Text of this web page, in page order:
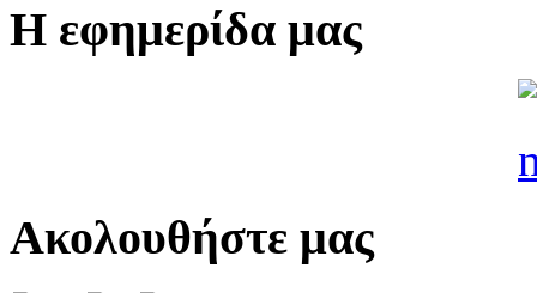
Η εφημερίδα μας
Ακολουθήστε μας